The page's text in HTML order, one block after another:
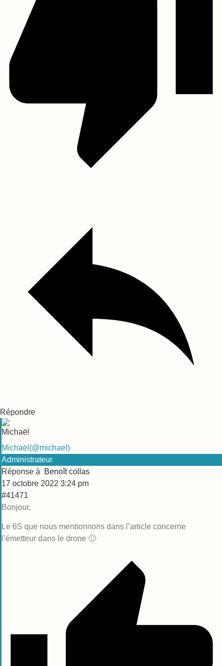
Répondre
Michaël (@michael)
Administrateur
Réponse à
Benoît collas
17 octobre 2022 3:24 pm
#41471
Bonjour,
Le 6S que nous mentionnons dans l’article concerne
l’émetteur dans le drone 🙂